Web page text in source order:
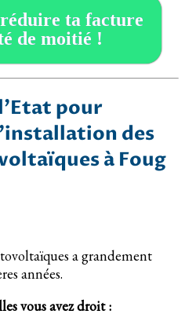
ta facture
de moitié !
pour
des
à Foug
a grandement
années.
vous avez droit :